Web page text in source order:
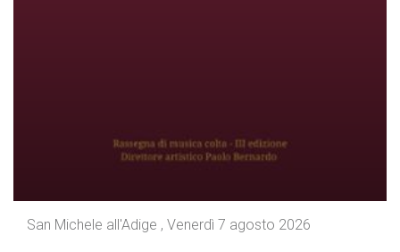
San Michele all'Adige , Venerdì 7 agosto 2026